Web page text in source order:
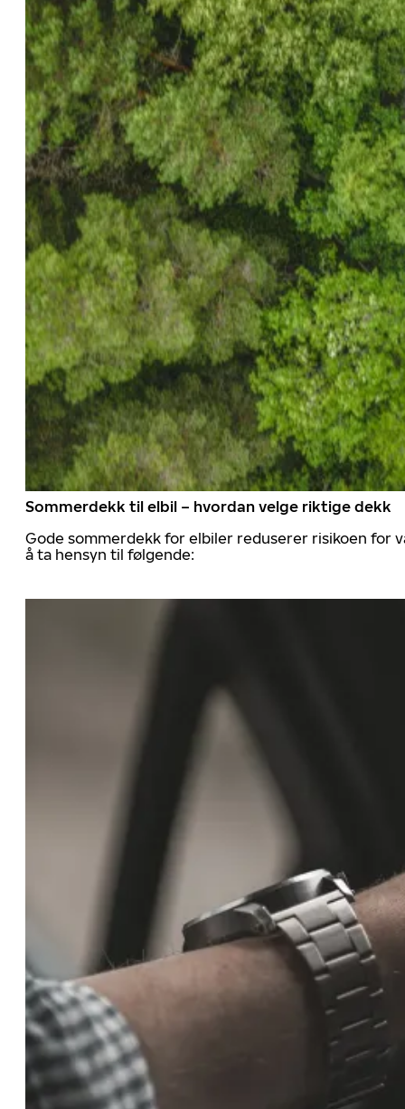
Sommerdekk til elbil – hvordan velge riktige dekk
Gode sommerdekk for elbiler reduserer risikoen for
å ta hensyn til følgende: